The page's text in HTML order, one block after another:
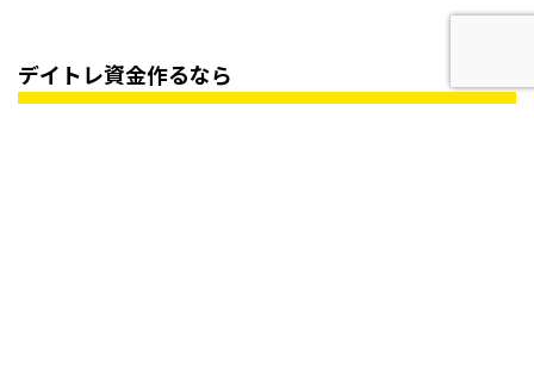
デイトレ資金作るなら